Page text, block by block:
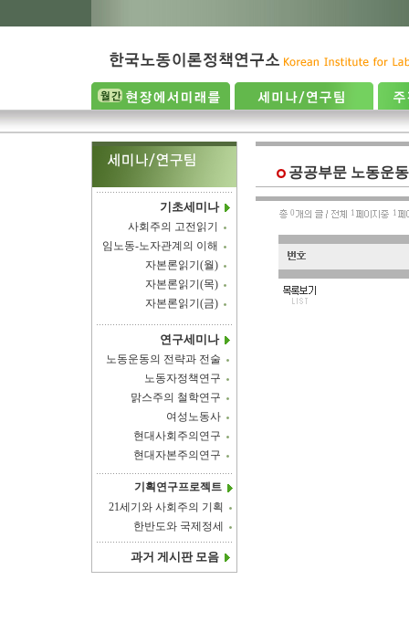
기초세미나
사회주의 고전읽기
임노동-노자관계의 이해
자본론읽기(월)
자본론읽기(목)
자본론읽기(금)
연구세미나
노동운동의 전략과 전술
노동자정책연구
맑스주의 철학연구
여성노동사
현대사회주의연구
현대자본주의연구
기획연구프로젝트
21세기와 사회주의 기획
한반도와 국제정세
과거 게시판 모음
공공부문 노동운
0 1 1